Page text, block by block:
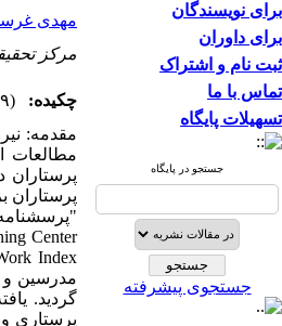
برای نویسندگان
برای داوران
ثبت نام و اشتراک
تماس با ما
تسهیلات پایگاه
جستجو در پایگاه
جستجوی پیشرفته
مهدی
مرکز
چکیده:
(۱۴۶۷۹ مشاهده)
مقدمه:
مطالعات